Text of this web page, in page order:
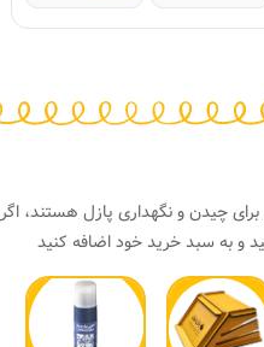
چیدن و نگهداری پازل هستند، اگر
و به سبد خرید خود اضافه کنید